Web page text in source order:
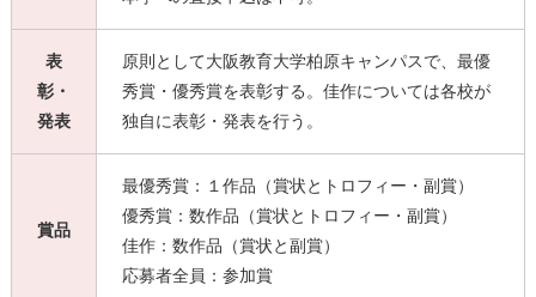
表
彰・
発表
原則として大阪教育大学柏原キャンパスで、最優
秀賞・優秀賞を表彰する。佳作については各校が
独自に表彰・発表を行う。
賞品
最優秀賞：１作品（賞状とトロフィー・副賞）
優秀賞：数作品（賞状とトロフィー・副賞）
佳作：数作品（賞状と副賞）
応募者全員：参加賞